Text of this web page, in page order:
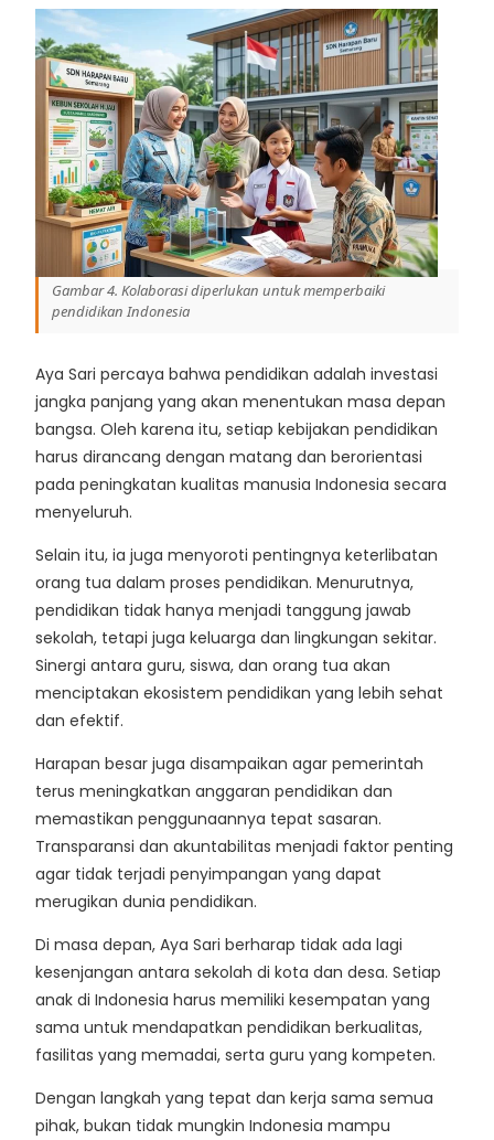
Gambar 4. Kolaborasi diperlukan untuk memperbaiki
pendidikan Indonesia
Aya Sari percaya bahwa pendidikan adalah investasi
jangka panjang yang akan menentukan masa depan
bangsa. Oleh karena itu, setiap kebijakan pendidikan
harus dirancang dengan matang dan berorientasi
pada peningkatan kualitas manusia Indonesia secara
menyeluruh.
Selain itu, ia juga menyoroti pentingnya keterlibatan
orang tua dalam proses pendidikan. Menurutnya,
pendidikan tidak hanya menjadi tanggung jawab
sekolah, tetapi juga keluarga dan lingkungan sekitar.
Sinergi antara guru, siswa, dan orang tua akan
menciptakan ekosistem pendidikan yang lebih sehat
dan efektif.
Harapan besar juga disampaikan agar pemerintah
terus meningkatkan anggaran pendidikan dan
memastikan penggunaannya tepat sasaran.
Transparansi dan akuntabilitas menjadi faktor penting
agar tidak terjadi penyimpangan yang dapat
merugikan dunia pendidikan.
Di masa depan, Aya Sari berharap tidak ada lagi
kesenjangan antara sekolah di kota dan desa. Setiap
anak di Indonesia harus memiliki kesempatan yang
sama untuk mendapatkan pendidikan berkualitas,
fasilitas yang memadai, serta guru yang kompeten.
Dengan langkah yang tepat dan kerja sama semua
pihak, bukan tidak mungkin Indonesia mampu